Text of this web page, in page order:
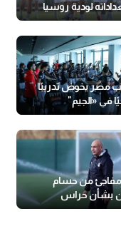
لودية روسيا
مرموش وعبد
مصر يخوض تدريبًا
في «الجيم"
مفاجئ من حسام
بشأن حراس